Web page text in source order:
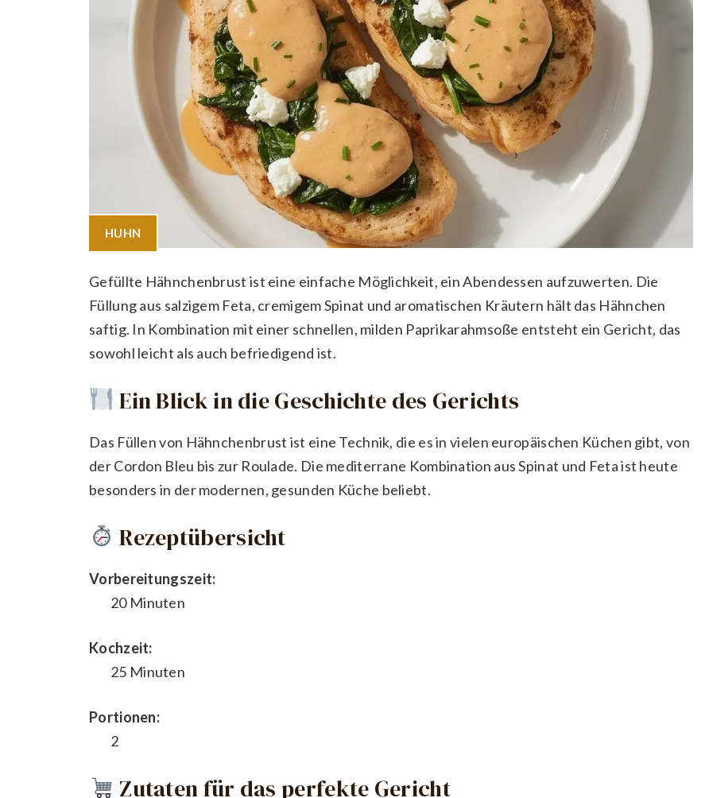
HUHN
Gefüllte Hähnchenbrust ist eine einfache Möglichkeit, ein Abendessen aufzuwerten. Die
Füllung aus salzigem Feta, cremigem Spinat und aromatischen Kräutern hält das Hähnchen
saftig. In Kombination mit einer schnellen, milden Paprikarahmsoße entsteht ein Gericht, das
sowohl leicht als auch befriedigend ist.
Ein Blick in die Geschichte des Gerichts
Das Füllen von Hähnchenbrust ist eine Technik, die es in vielen europäischen Küchen gibt, von
der Cordon Bleu bis zur Roulade. Die mediterrane Kombination aus Spinat und Feta ist heute
besonders in der modernen, gesunden Küche beliebt.
Rezeptübersicht
Vorbereitungszeit:
20 Minuten
Kochzeit:
25 Minuten
Portionen:
2
Zutaten für das perfekte Gericht